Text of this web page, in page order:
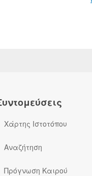
Χάρτης Ιστοτόπου
Αναζήτηση
Πρόγνωση Καιρού